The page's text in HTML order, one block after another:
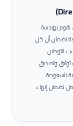
نقوم بهندسة
لضمان أن كل
التوطين
وتصديق
السعودية
لضمان إنهاء